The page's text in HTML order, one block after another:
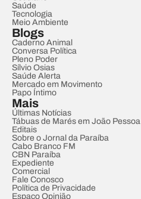
Saúde
Tecnologia
Meio Ambiente
Blogs
Caderno Animal
Conversa Política
Pleno Poder
Sílvio Osias
Saúde Alerta
Mercado em Movimento
Papo Íntimo
Mais
Últimas Notícias
Tábuas de Marés em João Pessoa
Editais
Sobre o Jornal da Paraíba
Cabo Branco FM
CBN Paraíba
Expediente
Comercial
Fale Conosco
Política de Privacidade
Espaço Opinião